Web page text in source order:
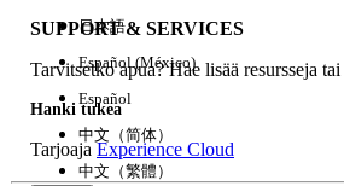
SUPPORT & SERVICES
Tarvitsetko apua? Hae lisää resursseja
Hanki tukea
TarjoajaExperience Cloud
日本語
Español (México)
Español
中文（简体）
中文（繁體）